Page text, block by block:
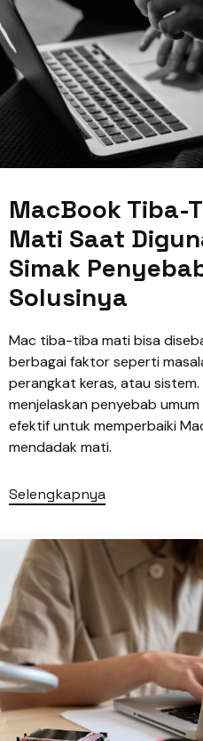
MacBook Tiba-
Mati Saat
Simak
Solusinya
Mac tiba-tiba mati bisa
berbagai faktor seperti
perangkat keras, atau sistem.
menjelaskan penyebab
efektif untuk memperbaiki
mendadak mati.
Selengkapnya